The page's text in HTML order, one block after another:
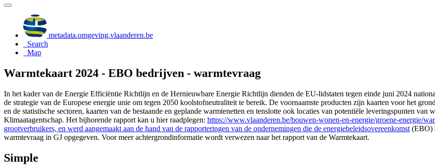
metadata.omgeving.vlaanderen.be
Search
Map
Warmtekaart 2024 - EBO bedrijven - warmtevraag
In het kader van de Energie Efficiëntie Richtlijn en de Hernieuwbare Energie Richtlijn dienden de EU-lidstaten tegen einde juni 2024
de strategie van de Europese energie unie om tegen 2050 koolstofneutraliteit te bereik. De voornaamste producten zijn kaarten voor het
en de statistische sectoren, kaarten van de bestaande en geplande warmtenetten en tenslotte ook locaties van potentiële leveringspunten
Klimaatagentschap. Het bijhorende rapport kan u hier raadplegen: https://www.vlaanderen.be/bouwen-wonen-en-energie/groene-energie/
grootverbruikers, en werd aangemaakt aan de hand van de rapporteringen van de ondernemingen die de energiebeleidsovereenkomst (EBO)
warmtevraag in GJ opgegeven. Voor meer achtergrondinformatie wordt verwezen naar het rapport van de Warmtekaart.
Simple